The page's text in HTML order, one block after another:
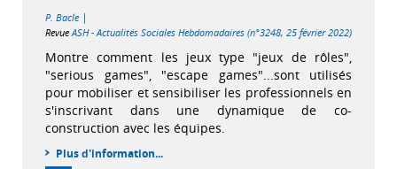
P. Bacle |
Revue ASH - Actualités Sociales Hebdomadaires (n°3248, 25 février 2022)
Montre comment les jeux type "jeux de rôles",
"serious games", "escape games"...sont utilisés
pour mobiliser et sensibiliser les professionnels en
s'inscrivant dans une dynamique de co-
construction avec les équipes.
Plus d'information...